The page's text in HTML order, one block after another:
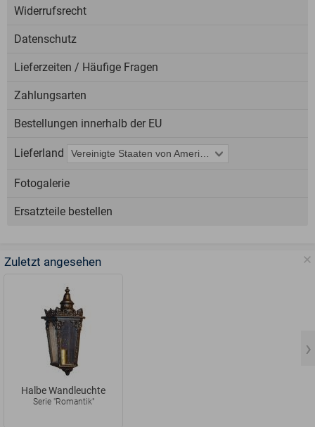
Widerrufsrecht
Datenschutz
Lieferzeiten / Häufige Fragen
Zahlungsarten
Bestellungen innerhalb der EU
Lieferland
Fotogalerie
Ersatzteile bestellen
Zuletzt angesehen
Halbe Wandleuchte
Serie "Romantik"